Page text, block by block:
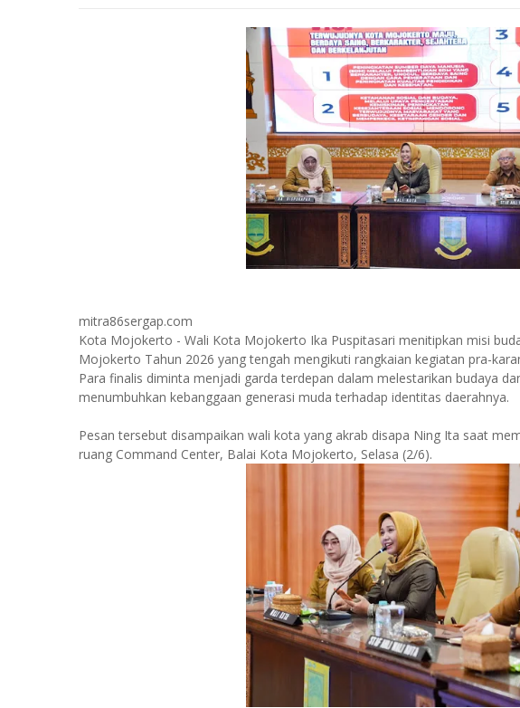
mitra86sergap.com
Kota Mojokerto - Wali Kota Mojokerto Ika Puspitasari menitipkan misi
Mojokerto Tahun 2026 yang tengah mengikuti rangkaian kegiatan pra-
Para finalis diminta menjadi garda terdepan dalam melestarikan budaya
menumbuhkan kebanggaan generasi muda terhadap identitas daerahnya.
Pesan tersebut disampaikan wali kota yang akrab disapa Ning Ita saat
ruang Command Center, Balai Kota Mojokerto, Selasa (2/6).